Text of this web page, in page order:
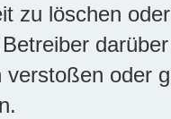
zu löschen
verstoßen oder